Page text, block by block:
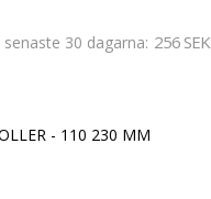
30 dagarna 256 SEK
- 110 230 MM